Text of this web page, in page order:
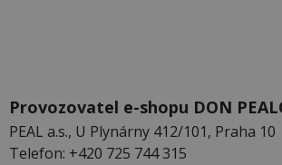
Provozovatel e-shopu DON
PEAL a.s., U Plynárny 412/101, Praha 10
Telefon: +420 725 744 315